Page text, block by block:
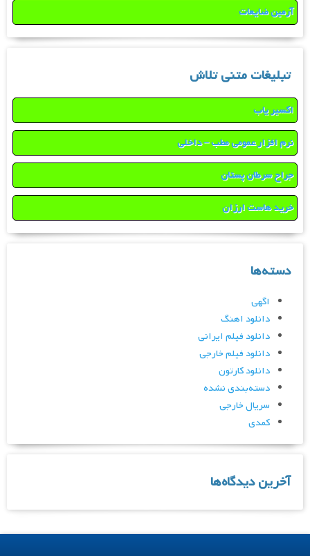
آرمین ضایعات
تبلیغات متنی تلاش
اکسیر یاب
نرم افزار عمومی مطب – داخلی
جراح سرطان پستان
خرید هاست ارزان
دسته‌ها
اگهی
دانلود اهنگ
دانلود فیلم ایرانی
دانلود فیلم خارجی
دانلود کارتون
دسته‌بندی نشده
سریال خارجی
کمدی
آخرین دیدگاه‌ها